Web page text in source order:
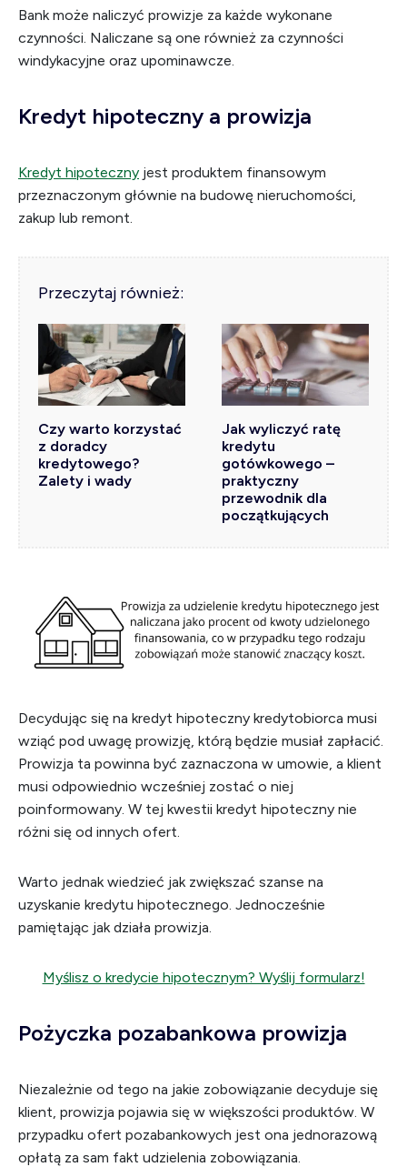
Bank może naliczyć prowizje za każde wykonane
czynności. Naliczane są one również za czynności
windykacyjne oraz upominawcze.
Kredyt hipoteczny a prowizja
Kredyt hipoteczny jest produktem finansowym
przeznaczonym głównie na budowę nieruchomości,
zakup lub remont.
Przeczytaj również:
Czy warto korzystać
z doradcy
kredytowego?
Zalety i wady
Jak wyliczyć ratę
kredytu
gotówkowego –
praktyczny
przewodnik dla
początkujących
Decydując się na kredyt hipoteczny kredytobiorca musi
wziąć pod uwagę prowizję, którą będzie musiał zapłacić.
Prowizja ta powinna być zaznaczona w umowie, a klient
musi odpowiednio wcześniej zostać o niej
poinformowany. W tej kwestii kredyt hipoteczny nie
różni się od innych ofert.
Warto jednak wiedzieć jak zwiększać szanse na
uzyskanie kredytu hipotecznego. Jednocześnie
pamiętając jak działa prowizja.
Myślisz o kredycie hipotecznym? Wyślij formularz!
Pożyczka pozabankowa prowizja
Niezależnie od tego na jakie zobowiązanie decyduje się
klient, prowizja pojawia się w większości produktów. W
przypadku ofert pozabankowych jest ona jednorazową
opłatą za sam fakt udzielenia zobowiązania.